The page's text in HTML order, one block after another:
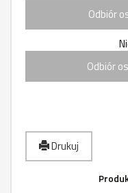
Odbiór
Odbiór
Drukuj